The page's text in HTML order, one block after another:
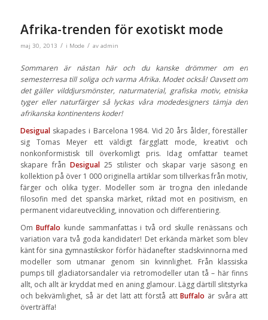
Afrika-trenden för exotiskt mode
maj 30, 2013 / i Mode / av admin
Sommaren är nästan här och du kanske drömmer om en
semesterresa till soliga och varma Afrika. Modet också! Oavsett om
det gäller vilddjursmönster, naturmaterial, grafiska motiv, etniska
tyger eller naturfärger så lyckas våra modedesigners tämja den
afrikanska kontinentens koder!
Desigualskapades i Barcelona 1984. Vid 20 års ålder, föreställer
sig Tomas Meyer ett väldigt färgglatt mode, kreativt och
nonkonformistisk till överkomligt pris. Idag omfattar teamet
skapare från Desigual25 stilister och skapar varje säsong en
kollektion på över 1 000 originella artiklar som tillverkas från motiv,
färger och olika tyger. Modeller som är trogna den inledande
filosofin med det spanska märket, riktad mot en positivism, en
permanent vidareutveckling, innovation och differentiering.
OmBuffalo kunde sammanfattas i två ord skulle renässans och
variation vara två goda kandidater! Det erkända märket som blev
känt för sina gymnastikskor förför hädanefter stadskvinnorna med
modeller som utmanar genom sin kvinnlighet. Från klassiska
pumps till gladiatorsandaler via retromodeller utan tå – här finns
allt, och allt är kryddat med en aning glamour. Lägg därtill slitstyrka
och bekvämlighet, så är det lätt att förstå attBuffalo är svåra att
överträffa!